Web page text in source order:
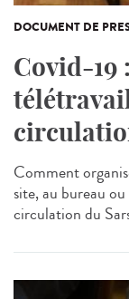
DOCUMENT DE
Covid-19
Comment
site, au bureau
circulation du